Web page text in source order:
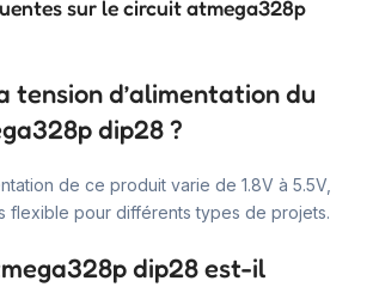
sur le circuit atmega328p
tension d’alimentation du
dip28 ?
de ce produit varie de 1.8V à 5.5V,
flexible pour différents types de projets.
dip28 est-il